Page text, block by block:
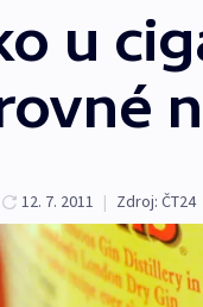
u
12. 7. 2011 | Zdroj: ČT24